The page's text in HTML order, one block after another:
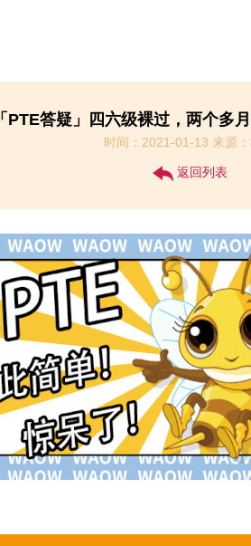
「PTE答疑​」四六级裸过，两个多
时间：2021-01-13 来源
返回列表